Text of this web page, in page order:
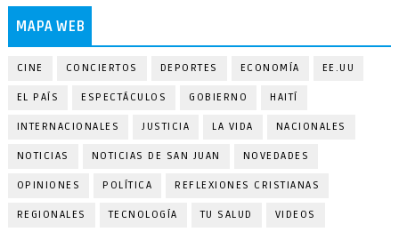
MAPA WEB
CINE CONCIERTOS DEPORTES ECONOMÍA EE.UU
EL PAÍS ESPECTÁCULOS GOBIERNO HAITÍ
INTERNACIONALES JUSTICIA LA VIDA NACIONALES
NOTICIAS NOTICIAS DE SAN JUAN NOVEDADES
OPINIONES POLÍTICA REFLEXIONES CRISTIANAS
REGIONALES TECNOLOGÍA TU SALUD VIDEOS